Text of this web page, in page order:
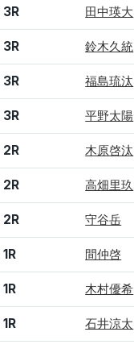
3R 田中瑛大
3R 鈴木久統
3R 福島琉汰
3R 平野太陽
2R 木原啓汰
2R 高畑里玖
2R 守谷岳
1R 間仲啓
1R 木村優希
1R 石井涼太